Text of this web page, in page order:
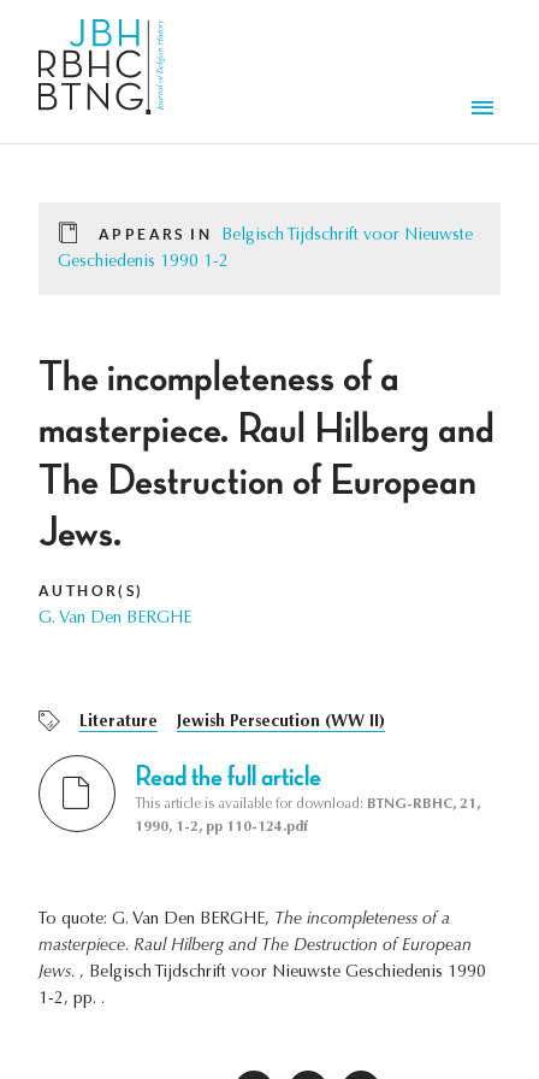
APPEARS IN
Belgisch Tijdschrift voor Nieuwste
Geschiedenis 1990 1-2
The incompleteness of a
masterpiece. Raul Hilberg and
The Destruction of European
Jews.
AUTHOR(S)
G. Van Den BERGHE
Literature Jewish Persecution (WW II)
Read the full article
This article is available for download: BTNG-RBHC, 21,
1990, 1-2, pp 110-124.pdf
To quote: G. Van Den BERGHE, The incompleteness of a
masterpiece. Raul Hilberg and The Destruction of European
Jews. , Belgisch Tijdschrift voor Nieuwste Geschiedenis 1990
1-2, pp. .